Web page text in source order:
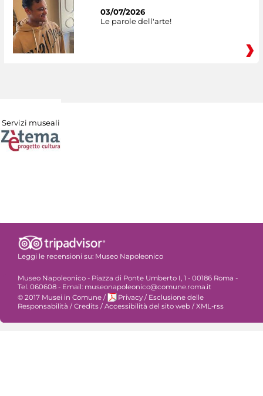
03/07/2026
Le parole dell'arte!
Servizi museali
Leggi le recensioni su: Museo Napoleonico
Museo Napoleonico - Piazza di Ponte Umberto I, 1 - 00186 Roma -
Tel. 060608 - Email: museonapoleonico@comune.roma.it
© 2017 Musei in Comune / Privacy / Esclusione delle
Responsabilità / Credits / Accessibilità del sito web / XML-rss